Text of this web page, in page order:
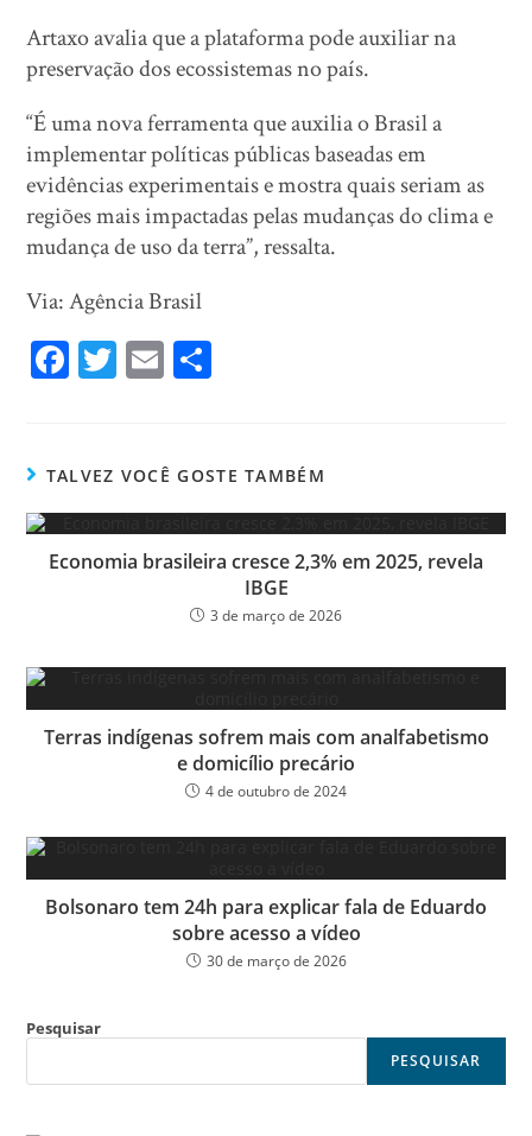
Artaxo avalia que a plataforma pode auxiliar na
preservação dos ecossistemas no país.
“É uma nova ferramenta que auxilia o Brasil a
implementar políticas públicas baseadas em
evidências experimentais e mostra quais seriam as
regiões mais impactadas pelas mudanças do clima e
mudança de uso da terra”, ressalta.
Via: Agência Brasil
Fa
ok
T
er
E
TALVEZ VOCÊ GOSTE TAMBÉM
Economia brasileira cresce 2,3% em 2025, revela
IBGE
3 de março de 2026
Terras indígenas sofrem mais com analfabetismo
e domicílio precário
4 de outubro de 2024
Bolsonaro tem 24h para explicar fala de Eduardo
sobre acesso a vídeo
30 de março de 2026
Pesquisar
PESQUISAR